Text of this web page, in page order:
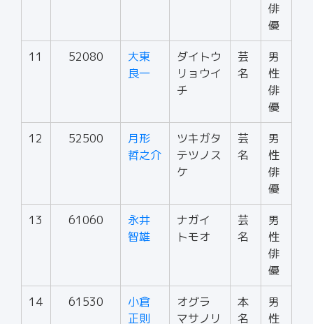
俳
優
11 52080
大東
良一
ダイトウ
リョウイ
チ
芸
名
男
性
俳
優
12 52500
月形
哲之介
ツキガタ
テツノス
ケ
芸
名
男
性
俳
優
13 61060
永井
智雄
ナガイ
トモオ
芸
名
男
性
俳
優
14 61530
小倉
正則
オグラ
マサノリ
本
名
男
性